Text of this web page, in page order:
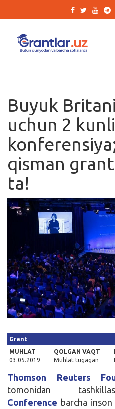
Ishlar
Kurslar
Blog
Yana
Qidirish
Buyuk
uchun 2
qisman
ta!
Grant
MUHLAT
03.05.2019
QOLGAN VAQT
Muhlat tugagan
Thomson Reuters
tomonidan
Conference barcha